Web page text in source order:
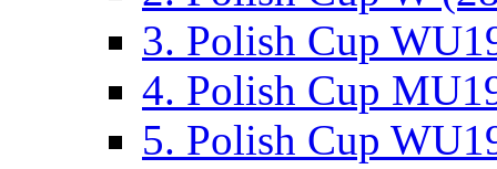
3. Polish Cup
4. Polish Cup
5. Polish Cup